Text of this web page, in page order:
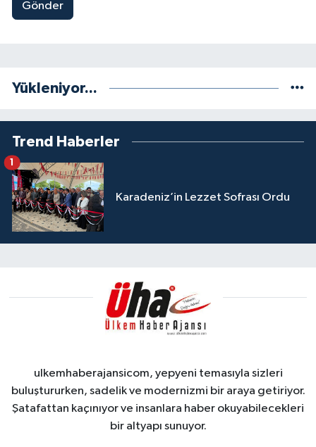
Gönder
Yükleniyor...
Trend Haberler
Karadeniz’in Lezzet Sofrası Ordu
1
ulkemhaberajansicom, yepyeni temasıyla sizleri
buluştururken, sadelik ve modernizmi bir araya getiriyor.
Şatafattan kaçınıyor ve insanlara haber okuyabilecekleri
bir altyapı sunuyor.